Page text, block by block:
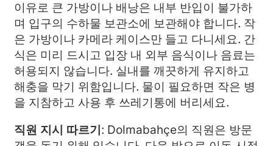
이유로 큰 가방이나 배낭은 내부 반입이 불가하
며 입구의 수하물 보관소에 보관해야 합니다. 작
은 가방이나 카메라 케이스만 들고 다니세요. 간
식은 미리 드시고 입장 내 외부 음식이나 음료는
허용되지 않습니다. 실내를 깨끗하게 유지하고
해충을 막기 위함입니다. 물이 필요하면 작은 병
을 지참하고 사용 후 쓰레기통에 버리세요.
직원 지시 따르기 : Dolmabahçe의 직원은 방문